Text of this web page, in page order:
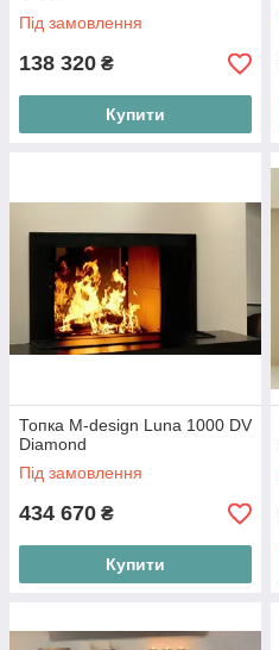
Під замовлення
138 320 ₴
Купити
Топка M-design Luna 1000 DV
Diamond
Під замовлення
434 670 ₴
Купити